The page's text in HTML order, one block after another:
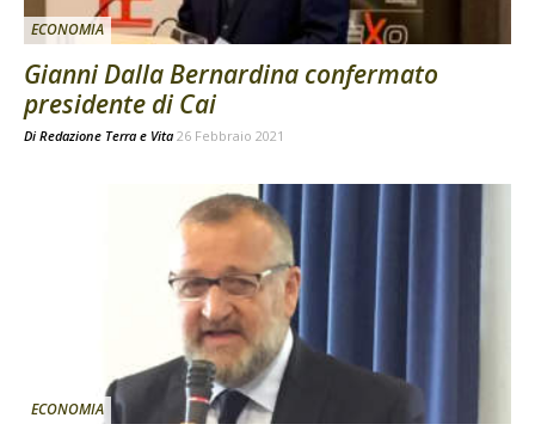
ECONOMIA
Gianni Dalla Bernardina confermato
presidente di Cai
Di Redazione Terra e Vita 26 Febbraio 2021
ECONOMIA